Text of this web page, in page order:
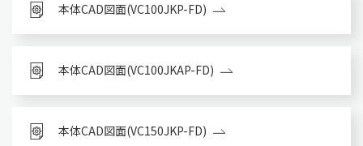
本体CAD図面(VC100JKP-FD)
本体CAD図面(VC100JKAP-FD)
本体CAD図面(VC150JKP-FD)